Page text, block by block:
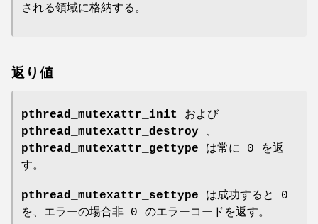
される領域に格納する。
返り値
pthread_mutexattr_init
および
pthread_mutexattr_destroy 、
pthread_mutexattr_gettype は常に 0 を返
す。
pthread_mutexattr_settype は成功すると 0
を、エラーの場合非 0 のエラーコードを返す。